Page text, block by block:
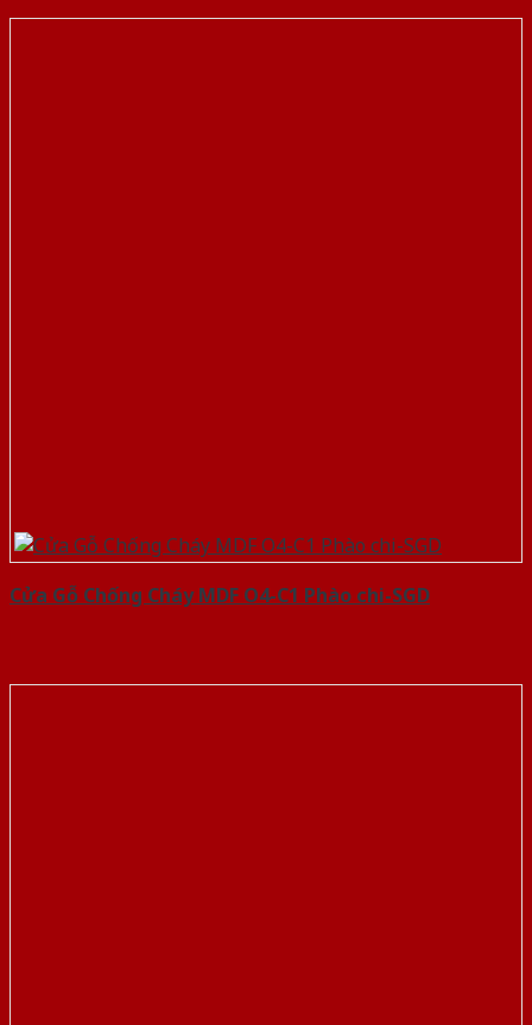
Cửa Gỗ Chống Cháy MDF O4-C1 Phào chi-SGD